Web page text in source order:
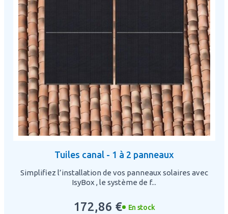
Tuiles canal - 1 à 2 panneaux
Simplifiez l’installation de vos panneaux solaires avec
IsyBox , le système de f...
172,86 € En stock